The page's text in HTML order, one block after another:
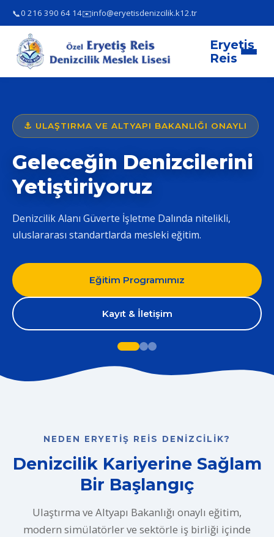
📞0 216 390 64 14✉️info@eryetisdenizcilik.k12.tr
Eryetiş
Reis
⚓ ULAŞTIRMA VE ALTYAPI BAKANLIĞI ONAYLI
Geleceğin Denizcilerini
Yetiştiriyoruz
Denizcilik Alanı Güverte İşletme Dalında nitelikli,
uluslararası standartlarda mesleki eğitim.
Eğitim Programımız
Kayıt & İletişim
NEDEN ERYETIŞ REIS DENIZCILIK?
Denizcilik Kariyerine Sağlam
Bir Başlangıç
Ulaştırma ve Altyapı Bakanlığı onaylı eğitim,
modern simülatörler ve sektörle iş birliği içinde